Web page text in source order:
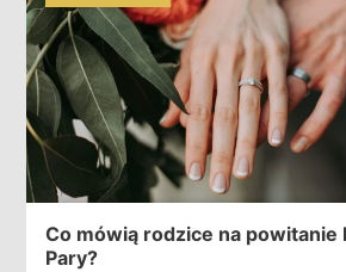
Co mówią rodzice na powitanie
Pary?